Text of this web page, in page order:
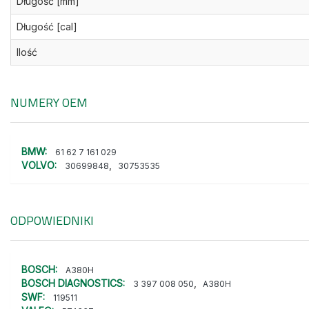
Długość [cal]
Ilość
NUMERY OEM
BMW: 61 62 7 161 029
VOLVO: 30699848 30753535
ODPOWIEDNIKI
BOSCH: A380H
BOSCH DIAGNOSTICS: 3 397 008 050 A380H
SWF: 119511